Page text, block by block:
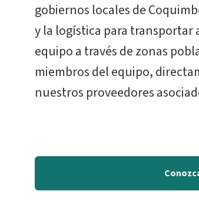
gobiernos locales de
y la logística para transportar
equipo a través de zonas
miembros del equipo,
nuestros proveedores